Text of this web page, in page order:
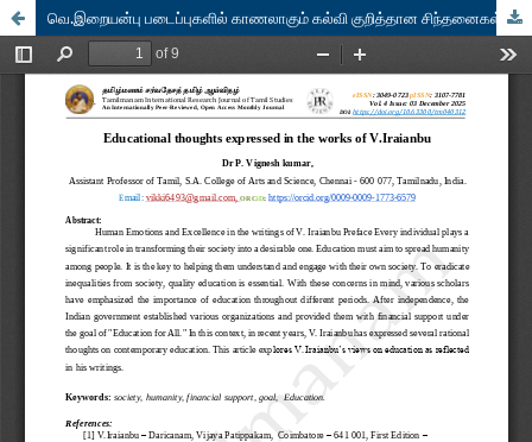
வெ.இறையன்பு படைப்புகளில் காணலாகும் கல்வி குறித்தான சிந்தனைகள்